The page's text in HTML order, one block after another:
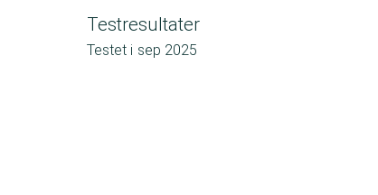
Testresultater
Testet i sep 2025